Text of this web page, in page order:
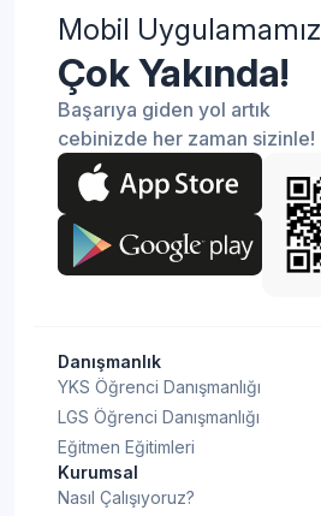
Mobil Uygulamamız
Çok Yakında!
Başarıya giden yol artık
cebinizde her zaman sizinle!
Danışmanlık
YKS Öğrenci Danışmanlığı
LGS Öğrenci Danışmanlığı
Eğitmen Eğitimleri
Kurumsal
Nasıl Çalışıyoruz?